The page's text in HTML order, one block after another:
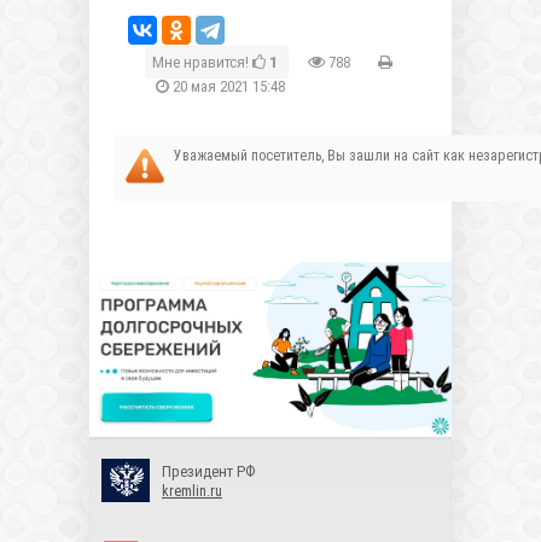
Мне нравится! 1
788
20 мая 2021 15:48
Уважаемый посетитель, Вы зашли на сайт как
Президент РФ
kremlin.ru